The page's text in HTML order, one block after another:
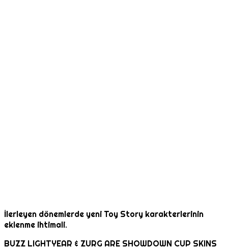
İlerleyen dönemlerde yeni Toy Story karakterlerinin
eklenme ihtimali.
BUZZ LIGHTYEAR & ZURG ARE SHOWDOWN CUP SKINS